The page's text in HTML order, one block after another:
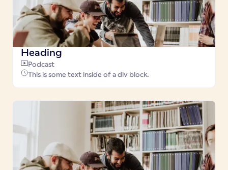
Heading
Podcast
This is some text inside of a div block.